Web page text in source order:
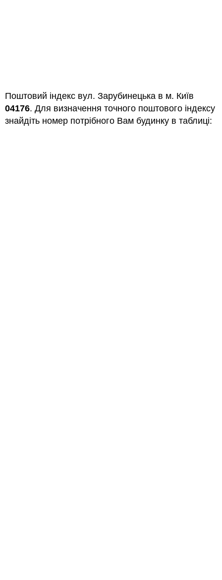
Поштовий індекс вул. Зарубинецька в м. Київ
04176. Для визначення точного поштового індексу
знайдіть номер потрібного Вам будинку в таблиці: